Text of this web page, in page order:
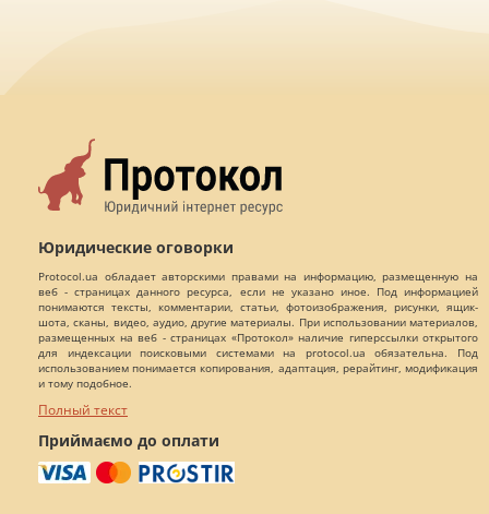
Юридические оговорки
Protocol.ua обладает авторскими правами на информацию, размещенную на
веб - страницах данного ресурса, если не указано иное. Под информацией
понимаются тексты, комментарии, статьи, фотоизображения, рисунки, ящик-
шота, сканы, видео, аудио, другие материалы. При использовании материалов,
размещенных на веб - страницах «Протокол» наличие гиперссылки открытого
для индексации поисковыми системами на protocol.ua обязательна. Под
использованием понимается копирования, адаптация, рерайтинг, модификация
и тому подобное.
Полный текст
Приймаємо до оплати